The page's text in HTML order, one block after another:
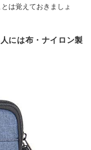
は覚えておきましょ
には布・ナイロン製